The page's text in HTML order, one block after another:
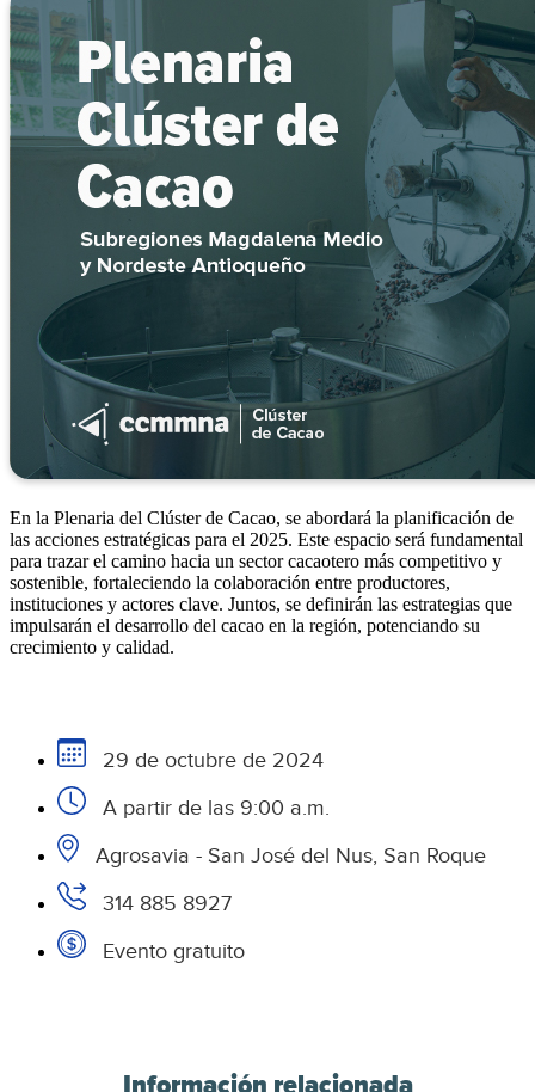
En la Plenaria del Clúster de Cacao, se abordará la planificación de
las acciones estratégicas para el 2025. Este espacio será fundamental
para trazar el camino hacia un sector cacaotero más competitivo y
sostenible, fortaleciendo la colaboración entre productores,
instituciones y actores clave. Juntos, se definirán las estrategias que
impulsarán el desarrollo del cacao en la región, potenciando su
crecimiento y calidad.
29 de octubre de 2024
A partir de las 9:00 a.m.
Agrosavia - San José del Nus, San Roque
314 885 8927
Evento gratuito